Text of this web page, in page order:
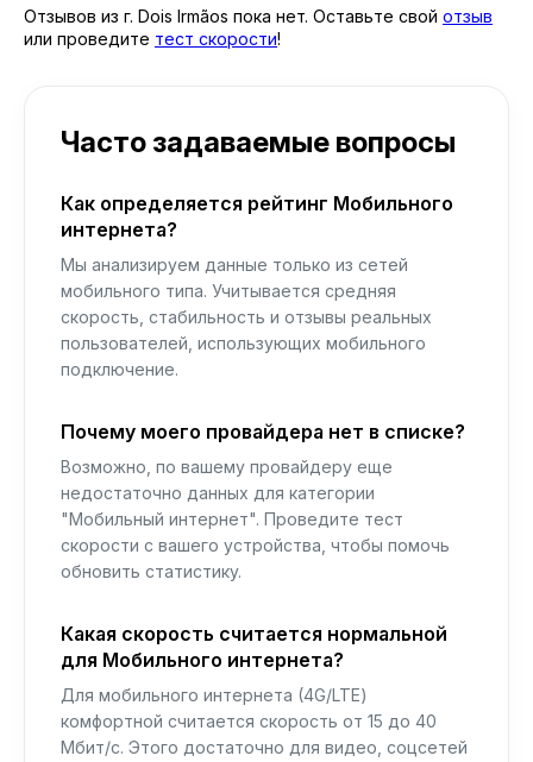
Отзывов из г. Dois Irmãos пока нет. Оставьте свой отзыв
или проведите тест скорости!
Часто задаваемые вопросы
Как определяется рейтинг Мобильного
интернета?
Мы анализируем данные только из сетей
мобильного типа. Учитывается средняя
скорость, стабильность и отзывы реальных
пользователей, использующих мобильного
подключение.
Почему моего провайдера нет в списке?
Возможно, по вашему провайдеру еще
недостаточно данных для категории
"Мобильный интернет". Проведите тест
скорости с вашего устройства, чтобы помочь
обновить статистику.
Какая скорость считается нормальной
для Мобильного интернета?
Для мобильного интернета (4G/LTE)
комфортной считается скорость от 15 до 40
Мбит/с. Этого достаточно для видео, соцсетей